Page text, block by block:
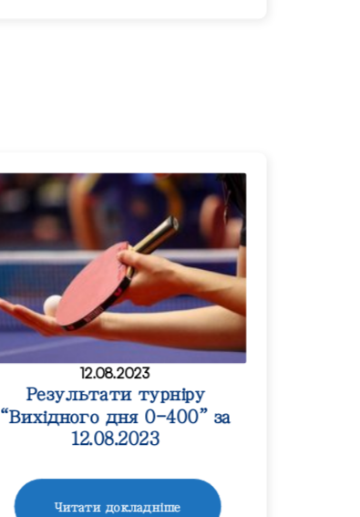
12.08.2023
Результати турніру
“Вихідного дня 0-400” за
12.08.2023
Читати докладніше